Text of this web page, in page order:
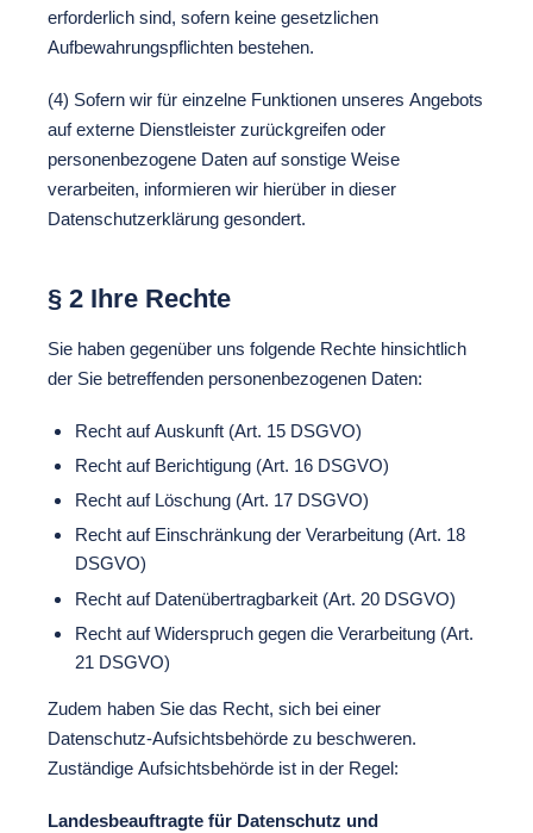
erforderlich sind, sofern keine gesetzlichen
Aufbewahrungspflichten bestehen.
(4) Sofern wir für einzelne Funktionen unseres Angebots
auf externe Dienstleister zurückgreifen oder
personenbezogene Daten auf sonstige Weise
verarbeiten, informieren wir hierüber in dieser
Datenschutzerklärung gesondert.
§ 2 Ihre Rechte
Sie haben gegenüber uns folgende Rechte hinsichtlich
der Sie betreffenden personenbezogenen Daten:
Recht auf Auskunft (Art. 15 DSGVO)
Recht auf Berichtigung (Art. 16 DSGVO)
Recht auf Löschung (Art. 17 DSGVO)
Recht auf Einschränkung der Verarbeitung (Art. 18
DSGVO)
Recht auf Datenübertragbarkeit (Art. 20 DSGVO)
Recht auf Widerspruch gegen die Verarbeitung (Art.
21 DSGVO)
Zudem haben Sie das Recht, sich bei einer
Datenschutz-Aufsichtsbehörde zu beschweren.
Zuständige Aufsichtsbehörde ist in der Regel:
Landesbeauftragte für Datenschutz und